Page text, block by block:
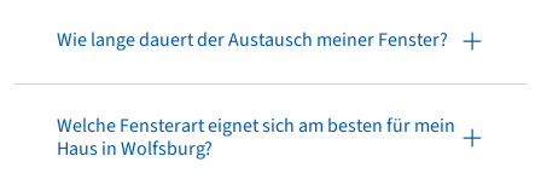
Wie lange dauert der Austausch meiner Fenster?
Welche Fensterart eignet sich am besten für mein
Haus in Wolfsburg?